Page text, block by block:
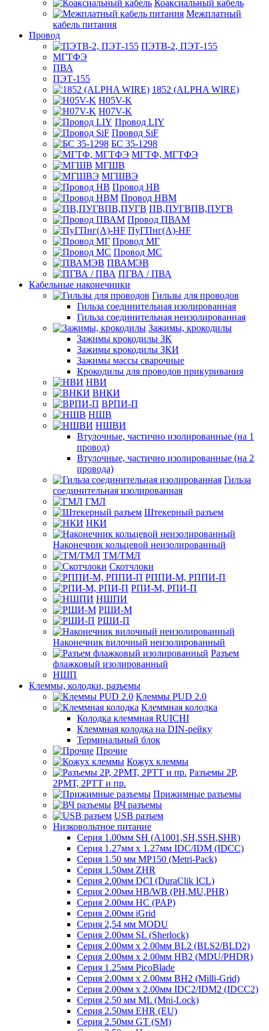
Коаксиальный кабель
Межплатный
кабель питания
Провод
ПЭТВ-2, ПЭТ-155
МГТФЭ
ПВА
ПЭТ-155
1852 (ALPHA WIRE)
H05V-K
H07V-K
Провод LIY
Провод SiF
БС 35-1298
МГТФ, МГТФЭ
МГШВ
МГШВЭ
Провод НВ
Провод НВМ
ПВ,ПУГВПВ,ПУГВ
Провод ПВАМ
ПуГПнг(A)-HF
Провод МГ
Провод МС
ПВАМЭВ
ПГВА / ПВА
Кабельные наконечники
Гильзы для проводов
Гильза соединительная изолированная
Гильза соединительная неизолированная
Зажимы, крокодилы
Зажимы крокодилы ЗК
Зажимы крокодилы ЗКИ
Зажимы массы сварочные
Крокодилы для проводов прикуривания
НВИ
ВНКИ
ВРПИ-П
НШВ
НШВИ
Втулочные, частично изолированные (на 1
провод)
Втулочные, частично изолированные (на 2
провода)
Гильза
соединительная изолированная
ГМЛ
Штекерный разъем
НКИ
Наконечник кольцевой неизолированный
ТМ/ТМЛ
Скотчлоки
РППИ-М, РППИ-П
РПИ-М, РПИ-П
НШПИ
РШИ-М
РШИ-П
Наконечник вилочный неизолированный
Разъем
флажковый изолированный
НШП
Клеммы, колодки, разъемы
Клеммы PUD 2.0
Клеммная колодка
Колодка клеммная RUICHI
Клеммная колодка на DIN-рейку
Терминальный блок
Прочие
Кожух клеммы
Разъемы 2Р,
2РМТ, 2РТТ и пр.
Прижимные разъемы
ВЧ разъемы
USB разъем
Низковольтное питание
Серия 1.00мм SH (A1001,SH,SSH,SHR)
Серия 1.27мм x 1.27мм IDC/IDM (IDCC)
Серия 1.50 мм MP150 (Metri-Pack)
Серия 1.50мм ZHR
Серия 2.00мм DCI (DuraClik ICL)
Серия 2.00мм HB/WB (PH,MU,PHR)
Серия 2.00мм HC (PAP)
Серия 2.00мм iGrid
Серия 2,54 мм MODU
Серия 2.00мм SL (Sherlock)
Серия 2.00мм x 2.00мм BL2 (BLS2/BLD2)
Серия 2.00мм x 2.00мм HB2 (MDU/PHDR)
Серия 1.25мм PicoBlade
Серия 2.00мм х 2.00мм BH2 (Milli-Grid)
Серия 2.00мм х 2.00мм IDC2/IDM2 (IDCC2)
Серия 2.50 мм ML (Mni-Lock)
Серия 2.50мм EHR (EU)
Серия 2.50мм GT (SM)